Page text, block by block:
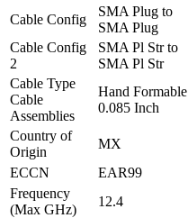
Cable Config
SMA Plug to
SMA Plug
Cable Config
2
SMA Pl Str to
SMA Pl Str
Cable Type
Cable
Assemblies
Hand Formable
0.085 Inch
Country of
Origin
MX
ECCN
EAR99
Frequency
(Max GHz)
12.4